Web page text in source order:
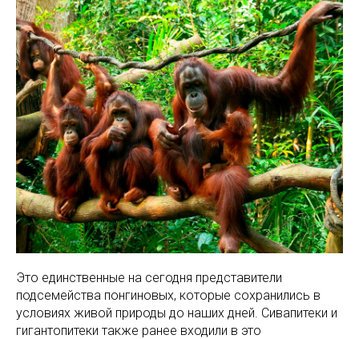
Это единственные на сегодня представители
подсемейства понгиновых, которые сохранились в
условиях живой природы до наших дней. Сивапитеки и
гигантопитеки также ранее входили в это